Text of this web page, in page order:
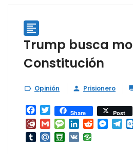

Trump busca
Constitución
 Opinión  Prisionero
Facebook
TwitterShare Post
Diary.Ru
GmailMessage
LinkedIn
Reddit
TumblrMail.RuDouban
VK